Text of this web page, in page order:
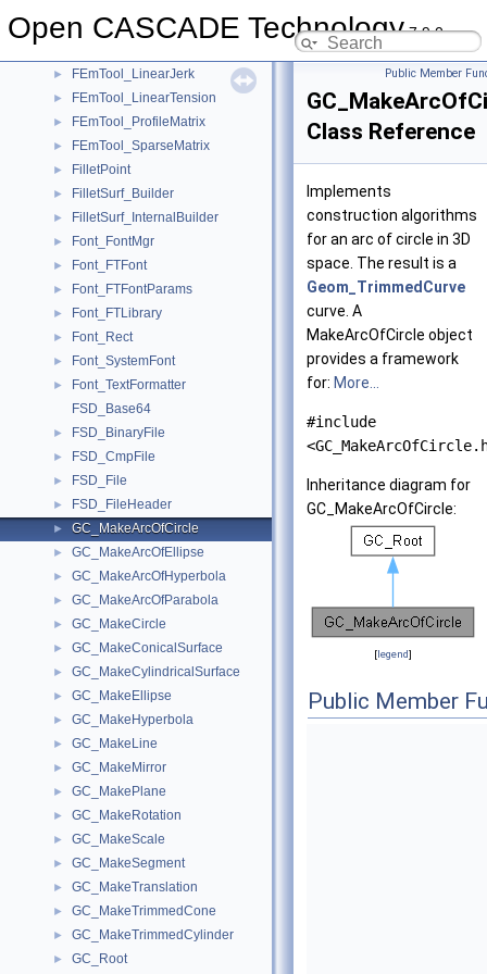
Open CASCADE Technology7.9.0
► FEmTool_ElementsOfRefMatrix
► FEmTool_LinearJerk
► FEmTool_LinearTension
► FEmTool_ProfileMatrix
► FEmTool_SparseMatrix
► FilletPoint
► FilletSurf_Builder
► FilletSurf_InternalBuilder
► Font_FontMgr
► Font_FTFont
► Font_FTFontParams
► Font_FTLibrary
► Font_Rect
► Font_SystemFont
►
Font_TextFormatter
FSD_Base64
► FSD_BinaryFile
► FSD_CmpFile
► FSD_File
► FSD_FileHeader
► GC_MakeArcOfCircle
► GC_MakeArcOfEllipse
► GC_MakeArcOfHyperbola
► GC_MakeArcOfParabola
► GC_MakeCircle
► GC_MakeConicalSurface
► GC_MakeCylindricalSurface
► GC_MakeEllipse
► GC_MakeHyperbola
► GC_MakeLine
► GC_MakeMirror
► GC_MakePlane
► GC_MakeRotation
► GC_MakeScale
► GC_MakeSegment
► GC_MakeTranslation
► GC_MakeTrimmedCone
► GC_MakeTrimmedCylinder
► GC_Root
Public Member
Class Reference
Implements
construction algorithms
for an arc of circle in 3D
space. The result is a
Geom_TrimmedCurve
curve. A
MakeArcOfCircle object
provides a framework
for: More...
#include
Inheritance diagram for
GC_MakeArcOfCircle:
[legend]
Public Member